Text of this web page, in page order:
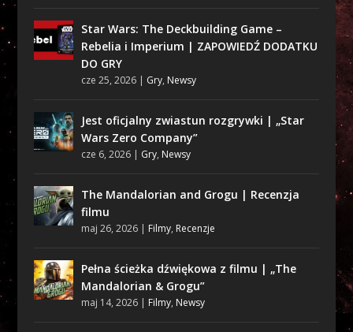
Star Wars: The Deckbuilding Game –
Rebelia i Imperium | ZAPOWIEDŹ DODATKU
DO GRY
cze 25, 2026| Gry, Newsy
Jest oficjalny zwiastun rozgrywki | „Star
Wars Zero Company”
cze 6, 2026| Gry, Newsy
The Mandalorian and Grogu | Recenzja
filmu
maj 26, 2026| Filmy, Recenzje
Pełna ścieżka dźwiękowa z filmu | „The
Mandalorian & Grogu”
maj 14, 2026| Filmy, Newsy